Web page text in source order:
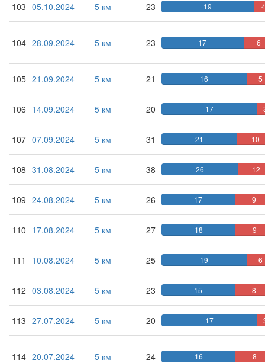
103 05.10.2024 5 км 23 19
104 28.09.2024 5 км 23 17 6
105 21.09.2024 5 км 21 16 5
106 14.09.2024 5 км 20 17
107 07.09.2024 5 км 31 21 10
108 31.08.2024 5 км 38 26 12
109 24.08.2024 5 км 26 17 9
110 17.08.2024 5 км 27 18 9
111 10.08.2024 5 км 25 19 6
112 03.08.2024 5 км 23 15 8
113 27.07.2024 5 км 20 17
114 20.07.2024 5 км 24 16 8